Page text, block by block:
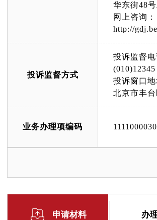
华东街48
网上咨询：
http://
投诉监督方式
投诉监督
(010)12345
投诉窗口
北京市丰
业务办理项编码
申请材料 办